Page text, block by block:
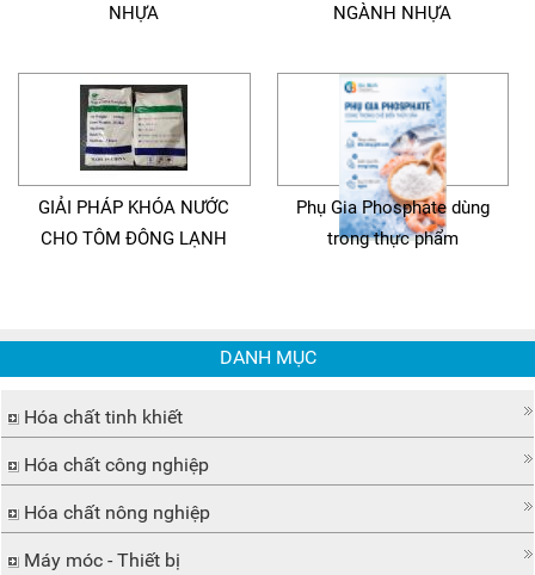
NHỰA
NGÀNH NHỰA
GIẢI PHÁP KHÓA NƯỚC
CHO TÔM ĐÔNG LẠNH
Phụ Gia Phosphate dùng
trong thực phẩm
DANH MỤC
Hóa chất tinh khiết
Hóa chất công nghiệp
Hóa chất nông nghiệp
Máy móc - Thiết bị